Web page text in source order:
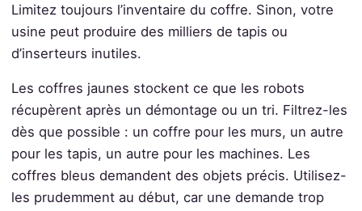
Limitez toujours l’inventaire du coffre. Sinon, votre
usine peut produire des milliers de tapis ou
d’inserteurs inutiles.
Les coffres jaunes stockent ce que les robots
récupèrent après un démontage ou un tri. Filtrez-les
dès que possible : un coffre pour les murs, un autre
pour les tapis, un autre pour les machines. Les
coffres bleus demandent des objets précis. Utilisez-
les prudemment au début, car une demande trop